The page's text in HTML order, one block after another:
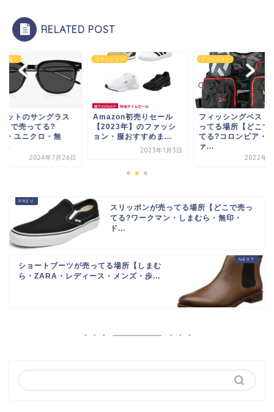
RELATED POST
ション
ットのサングラス
こで売ってる?
・ユニクロ・無
...
2024年7月26日
ファッション
Amazon初売りセール
【2023年】のファッシ
ョン・服おすすめま...
2023年1月3日
ファッション
フィッシングベスト
ってる場所【どこで
てる?コロンビア・
ァ...
2022年8
スリッポンが売ってる場所【どこで売っ
てる?ワークマン・しまむら・無印・
ド...
ショートブーツが売ってる場所【しまむ
ら・ZARA・レディース・メンズ・歩...